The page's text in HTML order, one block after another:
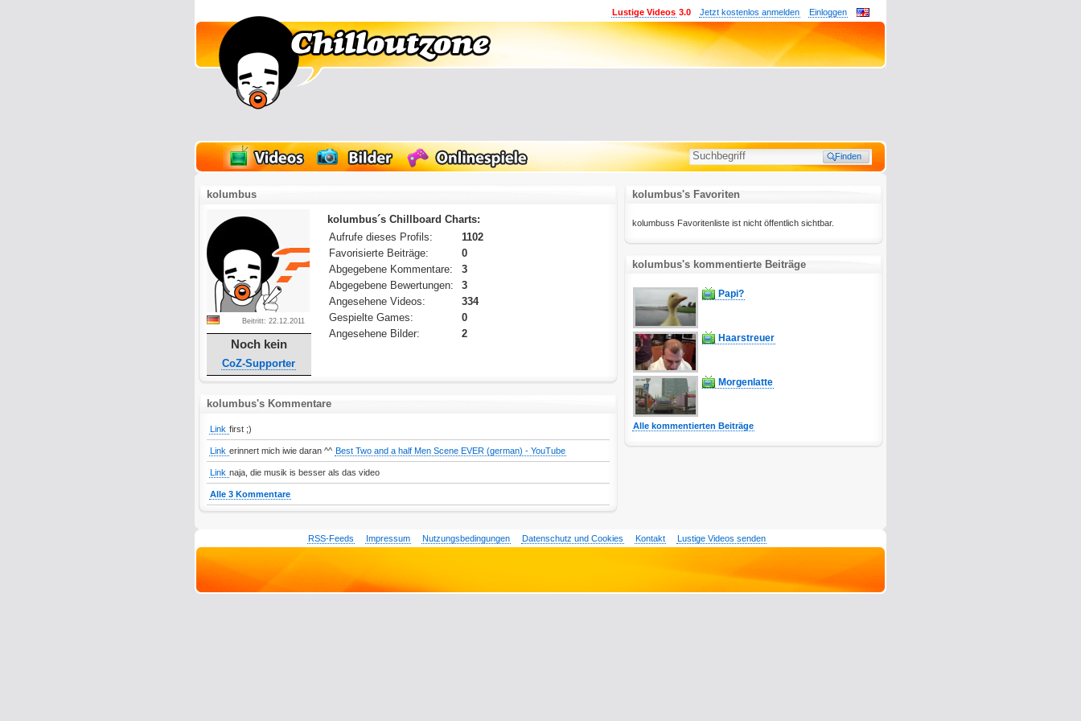
Einloggen
Jetzt kostenlos anmelden
Lustige Videos 3.0
kolumbus
Beitritt: 22.12.2011
Noch kein
CoZ-Supporter
kolumbus´s Chillboard Charts:
Aufrufe dieses Profils:
1102
Favorisierte Beiträge:
0
Abgegebene Kommentare:
3
Abgegebene Bewertungen:
3
Angesehene Videos:
334
Gespielte Games:
0
Angesehene Bilder:
2
kolumbus's Kommentare
Link first ;)
Link erinnert mich iwie daran ^^ Best Two and a half Men Scene EVER (german) - YouTube
Link naja, die musik is besser als das video
Alle 3 Kommentare
kolumbus's Favoriten
kolumbuss Favoritenliste ist nicht öffentlich sichtbar.
kolumbus's kommentierte Beiträge
Papi?
Haarstreuer
Morgenlatte
Alle kommentierten Beiträge
RSS-Feeds Impressum Nutzungsbedingungen Datenschutz und Cookies Kontakt Lustige Videos senden